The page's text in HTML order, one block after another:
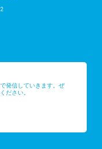
発信していきます。ぜ
ださい。